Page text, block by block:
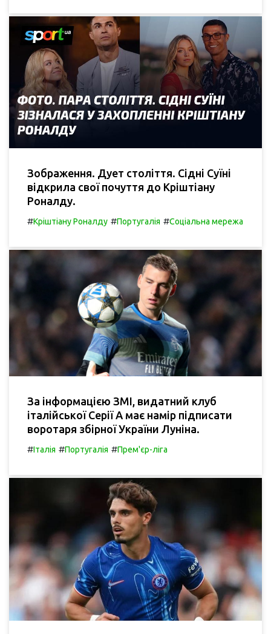
Зображення. Дует століття. Сідні Суїні
відкрила свої почуття до Кріштіану
Роналду.
#Кріштіану Роналду #Португалія #Соціальна мережа
За інформацією ЗМІ, видатний клуб
італійської Серії А має намір підписати
воротаря збірної України Луніна.
#Італія #Португалія #Прем'єр-ліга